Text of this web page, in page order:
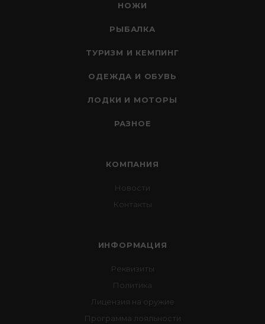
НОЖИ
РЫБАЛКА
ТУРИЗМ И КЕМПИНГ
ОДЕЖДА И ОБУВЬ
ЛОДКИ И МОТОРЫ
РАЗНОЕ
КОМПАНИЯ
Новости
Контакты
ИНФОРМАЦИЯ
Реквизиты
Политика
Лицензия на оружие
Программа лояльности